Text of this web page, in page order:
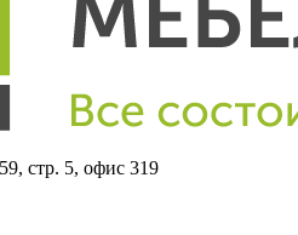
стр. 5, офис 319